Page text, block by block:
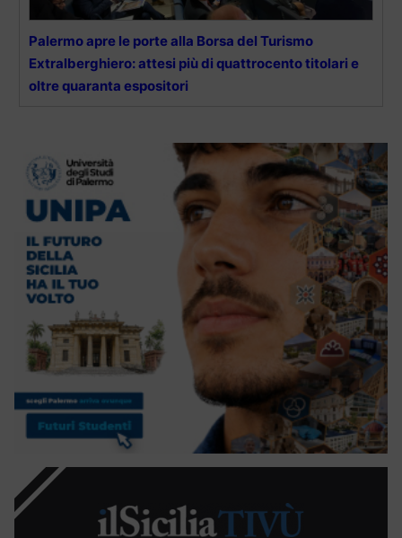
Palermo apre le porte alla Borsa del Turismo
Extralberghiero: attesi più di quattrocento titolari e
oltre quaranta espositori